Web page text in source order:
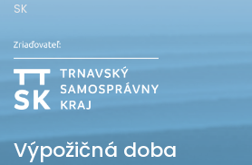
SK
Výpožičná doba